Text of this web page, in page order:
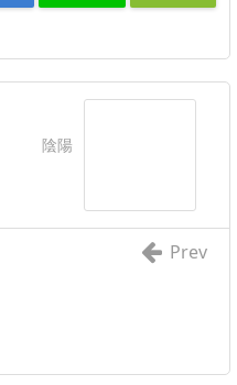
陰陽
Prev